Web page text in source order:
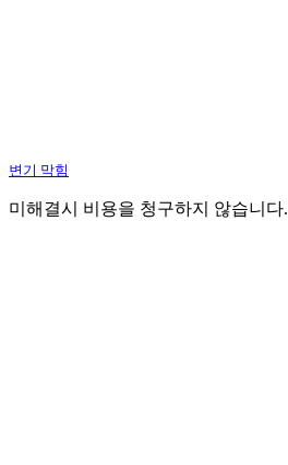
변기 막힘
미해결시 비용을 청구하지 않습니다.